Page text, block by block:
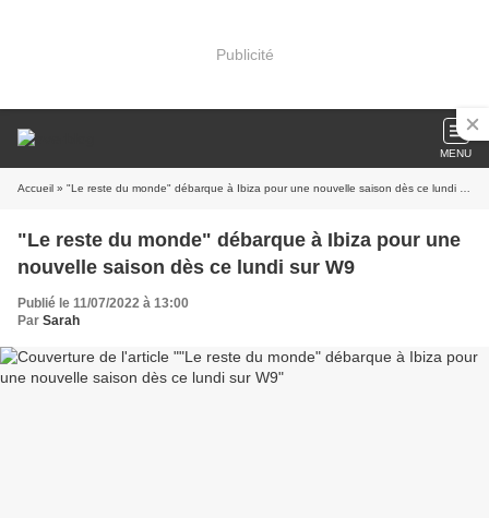
Publicité
MENU
Accueil » "Le reste du monde" débarque à Ibiza pour une nouvelle saison dès ce lundi sur W9
"Le reste du monde" débarque à Ibiza pour une
nouvelle saison dès ce lundi sur W9
Publié le 11/07/2022 à 13:00
Par Sarah